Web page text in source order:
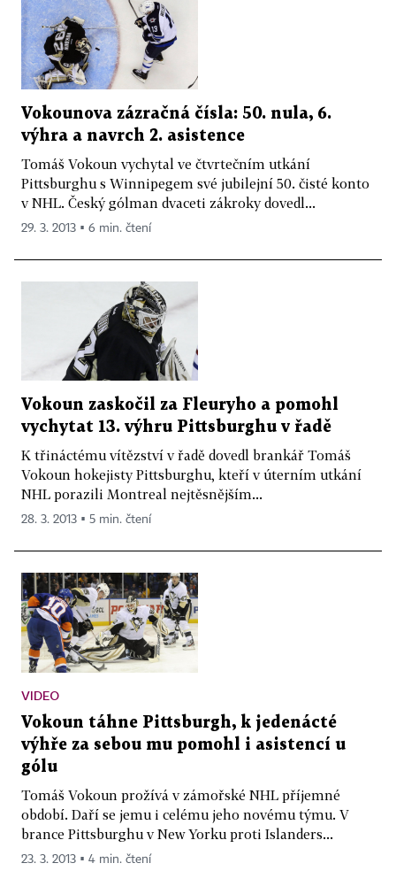
Vokounova zázračná čísla: 50. nula, 6.
výhra a navrch 2. asistence
Tomáš Vokoun vychytal ve čtvrtečním utkání
Pittsburghu s Winnipegem své jubilejní 50. čisté konto
v NHL. Český gólman dvaceti zákroky dovedl...
29. 3. 2013 ▪ 6 min. čtení
Vokoun zaskočil za Fleuryho a pomohl
vychytat 13. výhru Pittsburghu v řadě
K třináctému vítězství v řadě dovedl brankář Tomáš
Vokoun hokejisty Pittsburghu, kteří v úterním utkání
NHL porazili Montreal nejtěsnějším...
28. 3. 2013 ▪ 5 min. čtení
VIDEO
Vokoun táhne Pittsburgh, k jedenácté
výhře za sebou mu pomohl i asistencí u
gólu
Tomáš Vokoun prožívá v zámořské NHL příjemné
období. Daří se jemu i celému jeho novému týmu. V
brance Pittsburghu v New Yorku proti Islanders...
23. 3. 2013 ▪ 4 min. čtení